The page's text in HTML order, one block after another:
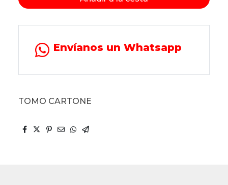
Envíanos un Whatsapp
TOMO CARTONE